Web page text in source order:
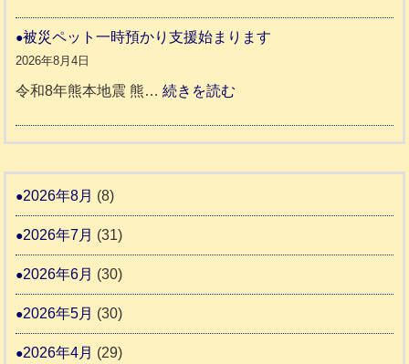
氷
城
市
市
ッ
さ
ト
人
記
4
和
被災ペット一時預かり支援始まります
2026年8月4日
令和8年熊本地震 熊…続きを読む
災
ト
預
2026年8月 (8)
2026年7月 (31)
2026年6月 (30)
2026年5月 (30)
2026年4月 (29)